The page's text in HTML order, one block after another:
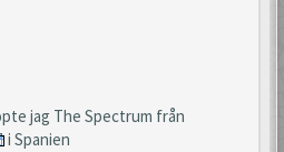
jag The Spectrum från
i Spanien